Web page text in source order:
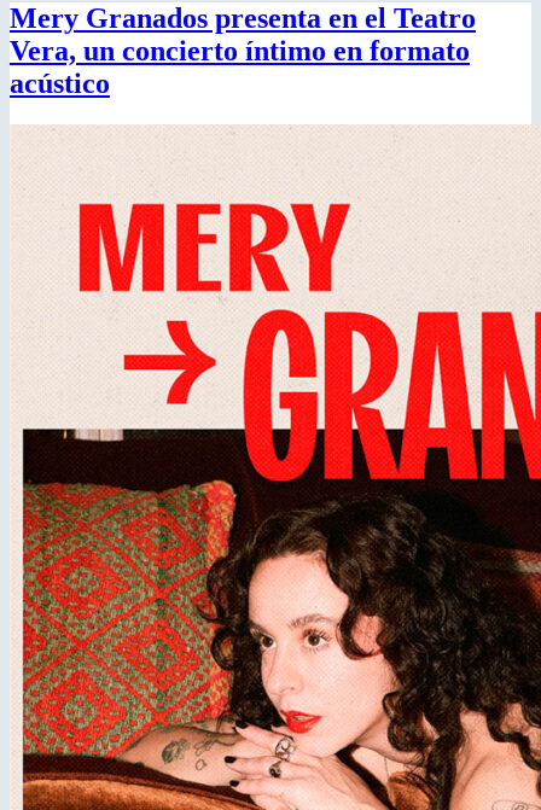
Mery Granados presenta en el Teatro
Vera, un concierto íntimo en formato
acústico